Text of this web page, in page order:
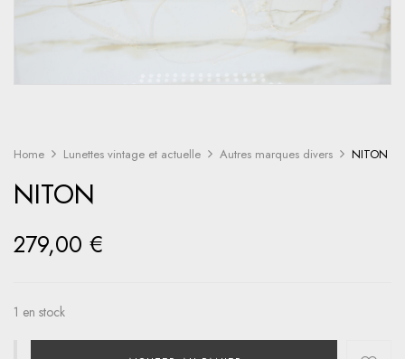
Home Lunettes vintage et actuelle Autres marques divers NITON
NITON
279,00 €
1 en stock